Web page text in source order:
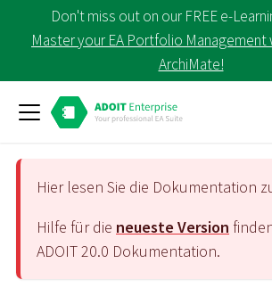
Don't miss out on our FREE e-
Master your EA Portfolio Management
ArchiMate!
Hier lesen Sie die Dokumentation
Hilfe für die neueste Version
ADOIT20.0 Dokumentation.